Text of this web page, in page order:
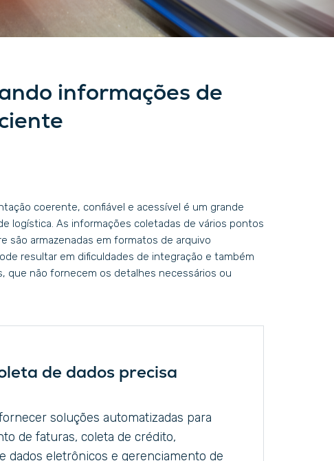
informações de
coerente, confiável e acessível é um grande
logística. As informações coletadas de vários pontos
são armazenadas em formatos de arquivo
resultar em dificuldades de integração e também
que não fornecem os detalhes necessários ou
de dados precisa
soluções automatizadas para
de faturas, coleta de crédito,
dados eletrônicos e gerenciamento de